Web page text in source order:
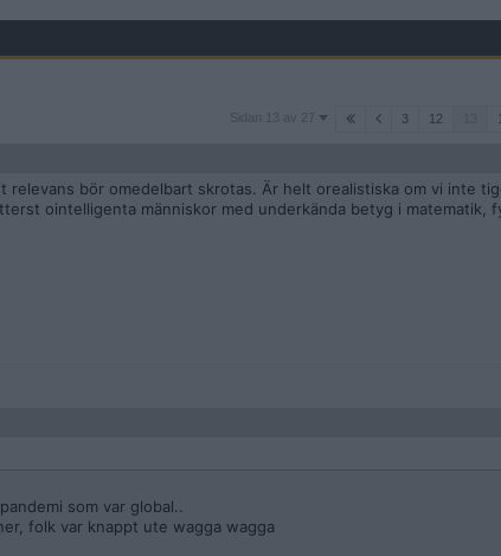
Sidan
Sidan 13 av 27 3 12
relevans bör omedelbart skrotas. Är helt orealistiska om vi inte
ointelligenta människor med underkända betyg i matematik,
som var global..
folk var knappt ute wagga wagga